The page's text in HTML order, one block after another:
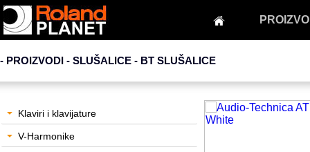
- PROIZVODI - SLUŠALICE - BT SLUŠALICE
Klaviri i klavijature
V-Harmonike